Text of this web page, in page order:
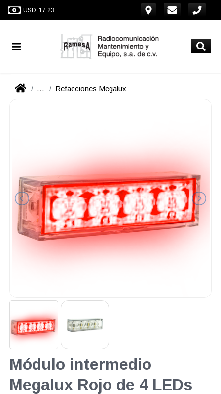
USD: 17.23
... Refacciones Megalux
Módulo intermedio
Megalux Rojo de 4 LEDs